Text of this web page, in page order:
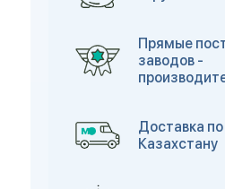
Прямые
заводов -
Доставка
Казахстану